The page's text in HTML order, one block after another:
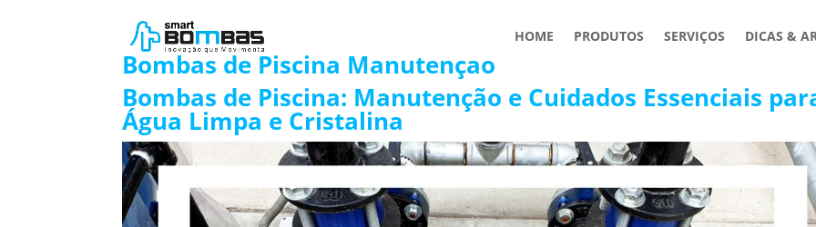
HOME PRODUTOS SERVIÇOS DICAS &
Bombas de Piscina Manutençao
Bombas de Piscina: Manutenção e Cuidados Essenciais
Água Limpa e Cristalina